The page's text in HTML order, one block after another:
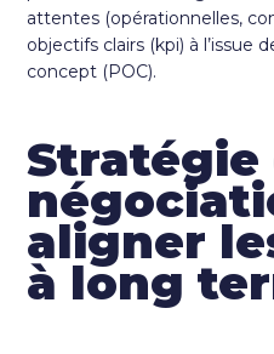
attentes (opérationnelles,
objectifs clairs (kpi) à l’issue
concept (POC).
Stratégie
aligner
à long